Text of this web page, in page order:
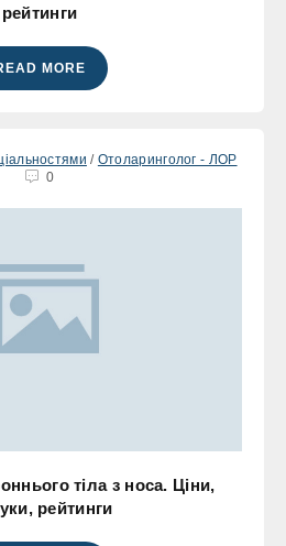
рейтинги
MORE
/ Отоларинголог - ЛОР
0
тіла з носа. Ціни,
рейтинги